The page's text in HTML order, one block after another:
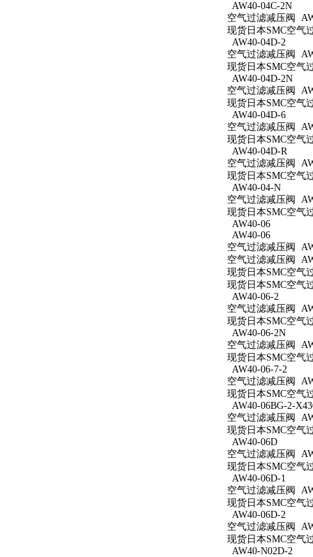
AW40-04C-2N
空气过滤减压阀
现货日本SMC空气
AW40-04D-2
空气过滤减压阀
现货日本SMC空气
AW40-04D-2N
空气过滤减压阀
现货日本SMC空气
AW40-04D-6
空气过滤减压阀
现货日本SMC空气
AW40-04D-R
空气过滤减压阀
现货日本SMC空气
AW40-04-N
空气过滤减压阀
现货日本SMC空气
AW40-06
AW40-06
空气过滤减压阀
空气过滤减压阀
现货日本SMC空气
现货日本SMC空气
AW40-06-2
空气过滤减压阀
现货日本SMC空气
AW40-06-2N
空气过滤减压阀
现货日本SMC空气
AW40-06-7-2
空气过滤减压阀
现货日本SMC空气
AW40-06BG-2-
空气过滤减压阀
现货日本SMC空气
AW40-06D
空气过滤减压阀
现货日本SMC空气
AW40-06D-1
空气过滤减压阀
现货日本SMC空气
AW40-06D-2
空气过滤减压阀
现货日本SMC空气
AW40-N02D-2